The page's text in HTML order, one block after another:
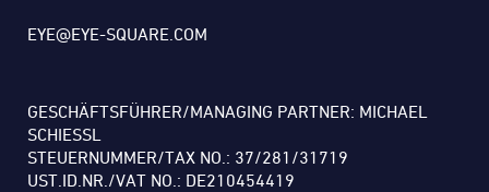
EYE@EYE-SQUARE.COM
GESCHÄFTSFÜHRER/MANAGING PARTNER: MICHAEL
SCHIESSL
STEUERNUMMER/TAX NO.: 37/281/31719
UST.ID.NR./VAT NO.: DE210454419